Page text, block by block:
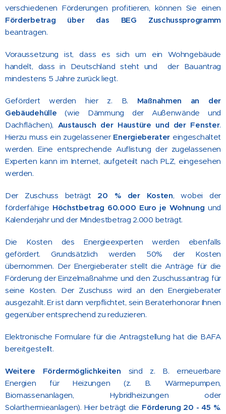
verschiedenen Förderungen profitieren, können Sie einen
Förderbetrag über das BEG Zuschussprogramm
beantragen.
Voraussetzung ist, dass es sich um ein Wohngebäude
handelt, dass in Deutschland steht und der Bauantrag
mindestens 5 Jahre zurück liegt.
Gefördert werden hier z. B. Maßnahmen an der
Gebäudehülle (wie Dämmung der Außenwände und
Dachflächen), Austausch der Haustüre und der Fenster.
Hierzu muss ein zugelassener Energieberater eingeschaltet
werden. Eine entsprechende Auflistung der zugelassenen
Experten kann im Internet, aufgeteilt nach PLZ, eingesehen
werden.
Der Zuschuss beträgt 20 % der Kosten, wobei der
förderfähige Höchstbetrag 60.000 Euro je Wohnung und
Kalenderjahr und der Mindestbetrag 2.000 beträgt.
Die Kosten des Energieexperten werden ebenfalls
gefördert. Grundsätzlich werden 50% der Kosten
übernommen. Der Energieberater stellt die Anträge für die
Förderung der Einzelmaßnahme und den Zuschussantrag für
seine Kosten. Der Zuschuss wird an den Energieberater
ausgezahlt. Er ist dann verpflichtet, sein Beraterhonorar Ihnen
gegenüber entsprechend zu reduzieren.
Elektronische Formulare für die Antragstellung hat die BAFA
bereitgestellt.
Weitere Fördermöglichkeiten sind z. B. erneuerbare
Energien für Heizungen (z. B. Wärmepumpen,
Biomassenanlagen, Hybridheizungen oder
Solarthermieanlagen). Hier beträgt die Förderung 20 - 45 %.